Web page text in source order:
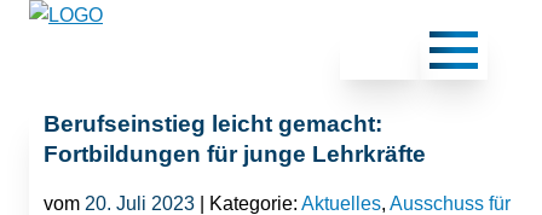
Berufseinstieg leicht gemacht:
Fortbildungen für junge Lehrkräfte
vom 20. Juli 2023 | Kategorie: Aktuelles, Ausschuss für